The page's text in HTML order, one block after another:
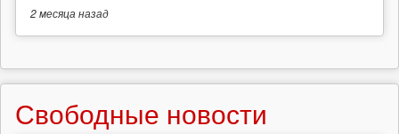
2 месяцаназад
Свободные новости